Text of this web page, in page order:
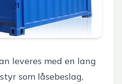
leveres med en lang
som låsebeslag,